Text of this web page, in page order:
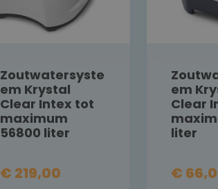
Zoutwatersyste
em Krystal
Clear Intex tot
maximum
56800 liter
€ 219,00
em
Clear
liter
€